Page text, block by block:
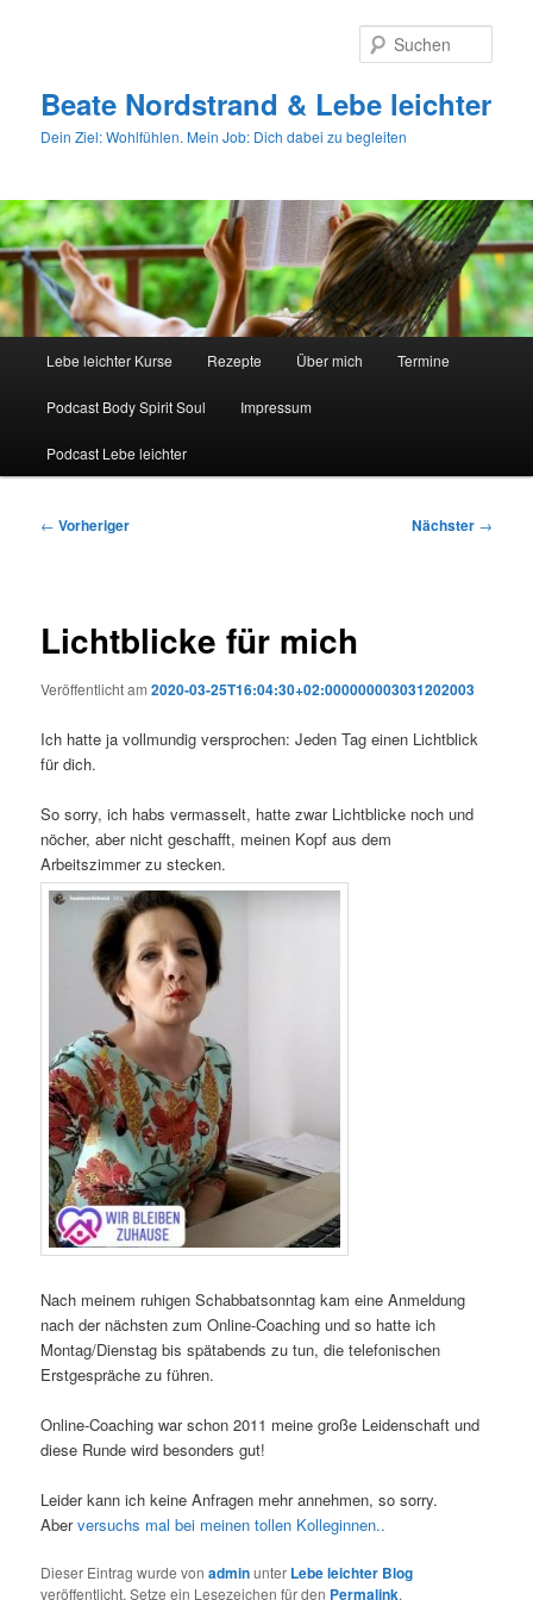
Beate Nordstrand & Lebe leichter
Dein Ziel: Wohlfühlen. Mein Job: Dich dabei zu begleiten
Lebe leichter Kurse Rezepte Über mich Termine
Podcast Body Spirit Soul Impressum
Podcast Lebe leichter
Beitragsnavigation
← Vorheriger Nächster →
Lichtblicke für mich
Veröffentlicht am2020-03-25T16:04:30+02:000000003031202003
Ich hatte ja vollmundig versprochen: Jeden Tag einen Lichtblick
für dich.
So sorry, ich habs vermasselt, hatte zwar Lichtblicke noch und
nöcher, aber nicht geschafft, meinen Kopf aus dem
Arbeitszimmer zu stecken.
Nach meinem ruhigen Schabbatsonntag kam eine Anmeldung
nach der nächsten zum Online-Coaching und so hatte ich
Montag/Dienstag bis spätabends zu tun, die telefonischen
Erstgespräche zu führen.
Online-Coaching war schon 2011 meine große Leidenschaft und
diese Runde wird besonders gut!
Leider kann ich keine Anfragen mehr annehmen, so sorry.
Aberversuchs mal bei meinen tollen Kolleginnen..
Dieser Eintrag wurde vonadminunter Lebe leichter Blog
veröffentlicht. Setze ein Lesezeichen für den Permalink.